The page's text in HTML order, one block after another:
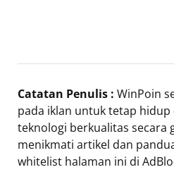
Catatan Penulis : WinPoin
pada iklan untuk tetap
teknologi berkualitas secara
menikmati artikel dan
whitelist halaman ini di